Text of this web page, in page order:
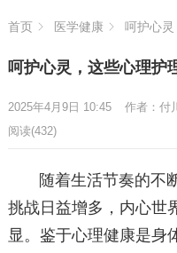
首页 医学健康 呵护心
呵护心灵，这些心理护
作者：付
2025年4月9日 10:45
阅读(432)
随着生活节奏的不
挑战日益增多，内心世
显。鉴于心理健康是身